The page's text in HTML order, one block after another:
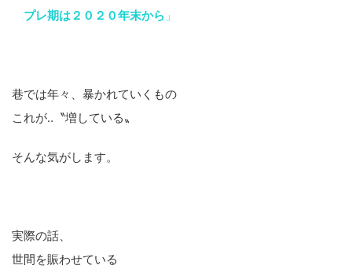
プレ期は２０２０年末から 」
巷では年々、暴かれていくもの
これが‥〝増している〟
そんな気がします。
実際の話、
世間を賑わせている